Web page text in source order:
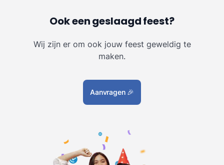
Ook een geslaagd feest?
Wij zijn er om ook jouw feest geweldig te
maken.
Aanvragen 🎉